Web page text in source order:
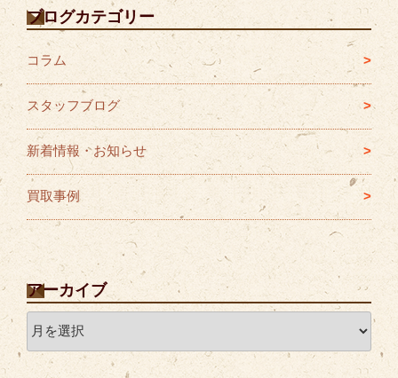
ブログカテゴリー
コラム
スタッフブログ
新着情報・お知らせ
買取事例
アーカイブ
ー
カ